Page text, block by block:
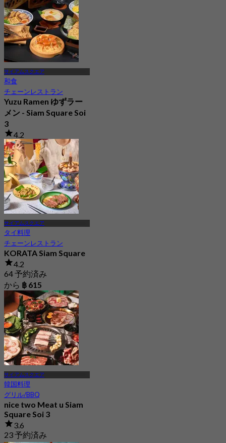
サイアムスクエア
和食
チェーンレストラン
Yuzu Ramen ゆずラー
メン - Siam Square Soi
3
4.2
2 予約済み
から฿ 663.33
サイアムスクエア
タイ料理
チェーンレストラン
KORATA Siam Square
4.2
64 予約済み
から ฿ 615
サイアムスクエア
韓国料理
グリル/BBQ
nice two Meat u Siam
Square Soi 3
3.6
23 予約済み